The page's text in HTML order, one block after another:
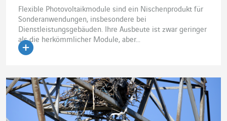
Flexible Photovoltaikmodule sind ein Nischenprodukt für
Sonderanwendungen, insbesondere bei
Dienstleistungsgebäuden. Ihre Ausbeute ist zwar geringer
als die herkömmlicher Module, aber...